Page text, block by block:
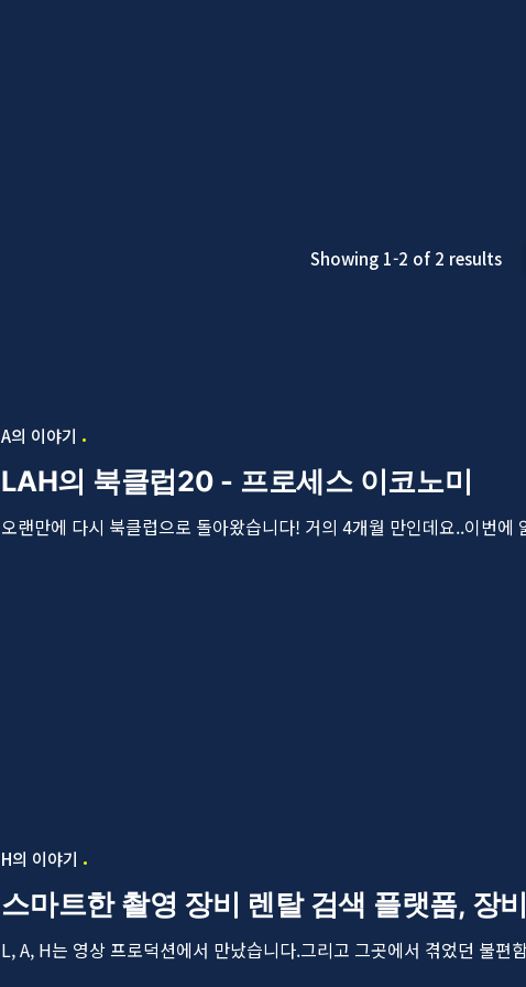
Showing 1-2 of 2 results
A의 이야기
LAH의 북클럽20 - 프로세스 이코노미
오랜만에 다시 북클럽으로 돌아왔습니다! 거의 4개월 만인데요..이번에
H의 이야기
스마트한 촬영 장비 렌탈 검색 플랫폼, 장
L, A, H는 영상 프로덕션에서 만났습니다.그리고 그곳에서 겪었던 불편